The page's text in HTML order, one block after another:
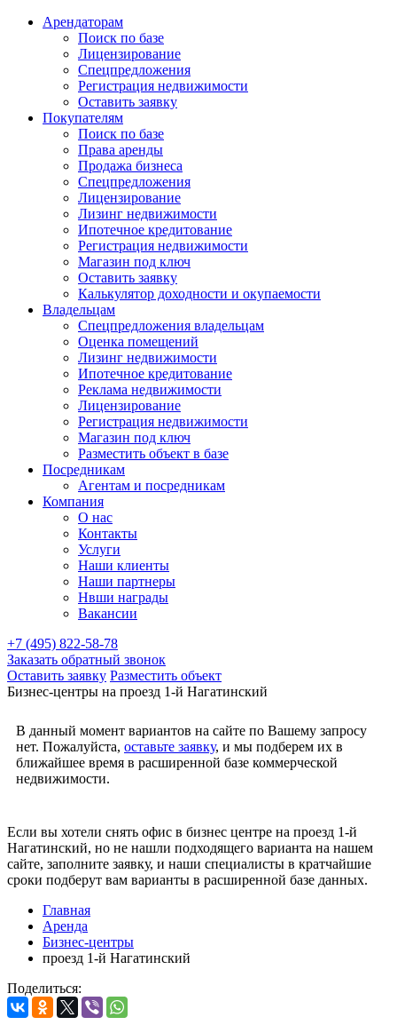
Арендаторам
Поиск по базе
Лицензирование
Спецпредложения
Регистрация недвижимости
Оставить заявку
Покупателям
Поиск по базе
Права аренды
Продажа бизнеса
Спецпредложения
Лицензирование
Лизинг недвижимости
Ипотечное кредитование
Регистрация недвижимости
Магазин под ключ
Оставить заявку
Калькулятор доходности и окупаемости
Владельцам
Спецпредложения владельцам
Оценка помещений
Лизинг недвижимости
Ипотечное кредитование
Реклама недвижимости
Лицензирование
Регистрация недвижимости
Магазин под ключ
Разместить объект в базе
Посредникам
Агентам и посредникам
Компания
О нас
Контакты
Услуги
Наши клиенты
Наши партнеры
Нвши награды
Вакансии
+7 (495) 822-58-78
Заказать обратный звонок
Оставить заявку Разместить объект
Бизнес-центры на проезд 1-й Нагатинский
В данный момент вариантов на сайте по Вашему запросу
нет. Пожалуйста, оставьте заявку, и мы подберем их в
ближайшее время в расширенной базе коммерческой
недвижимости.
Если вы хотели снять офис в бизнес центре на проезд 1-й
Нагатинский, но не нашли подходящего варианта на нашем
сайте, заполните заявку, и наши специалисты в кратчайшие
сроки подберут вам варианты в расширенной базе данных.
Главная
Аренда
Бизнес-центры
проезд 1-й Нагатинский
Поделиться: